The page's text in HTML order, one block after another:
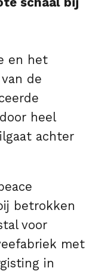
en het
de
door heel
achter
betrokken
voor
met
in